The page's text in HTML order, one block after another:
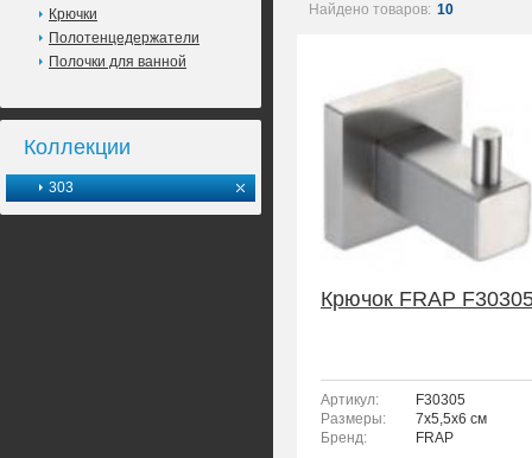
Крючки
Полотенцедержатели
Полочки для ванной
Коллекции
303
Найдено товаров: 10
Крючок FRAP
Артикул:
F30305
Размеры:
7x5,5x6 см
Бренд:
FRAP